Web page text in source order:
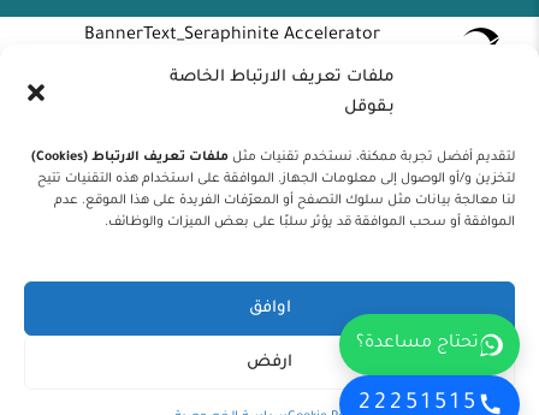
ملفات تعريف الارتباط الخاصة
بـقوقل
لتقديم أفضل تجربة ممكنة، نستخدم تقنيات مثل ملفات تعريف الارتباط (Cookies)
لتخزين و/أو الوصول إلى معلومات الجهاز. الموافقة على استخدام هذه التقنيات تتيح
لنا معالجة بيانات مثل سلوك التصفح أو المعرّفات الفريدة على هذا الموقع. عدم
الموافقة أو سحب الموافقة قد يؤثر سلبًا على بعض الميزات والوظائف.
اوافق
ارفض
تحتاج مساعدة؟
22251515
BannerText_Seraphinite Accelerator